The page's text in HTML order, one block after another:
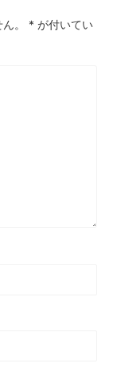
。 * が付いてい